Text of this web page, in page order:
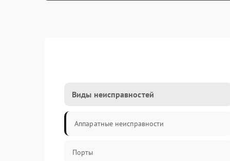
Виды неисправностей
Аппаратные неисправности
Порты